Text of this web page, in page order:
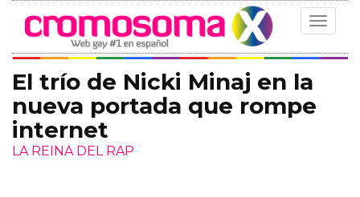
Toggle
El trío de Nicki Minaj en la
nueva portada que rompe
internet
LA REINA DEL RAP